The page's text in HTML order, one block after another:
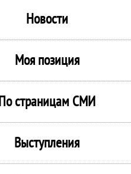
Новости
Моя позиция
страницам СМИ
Выступления